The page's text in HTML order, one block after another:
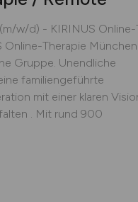
w/d) - KIRINUS Online-
Online-Therapie München
Gruppe. Unendliche
familiengeführte
mit einer klaren
. Mit rund 900